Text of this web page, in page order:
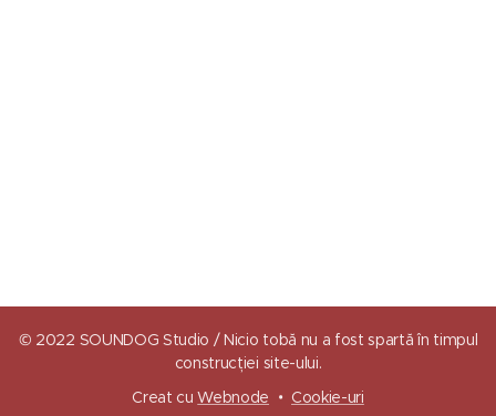
© 2022 SOUNDOG Studio / Nicio tobă nu a fost spartă în timpul
construcției site-ului.
Creat cuWebnode Cookie-uri